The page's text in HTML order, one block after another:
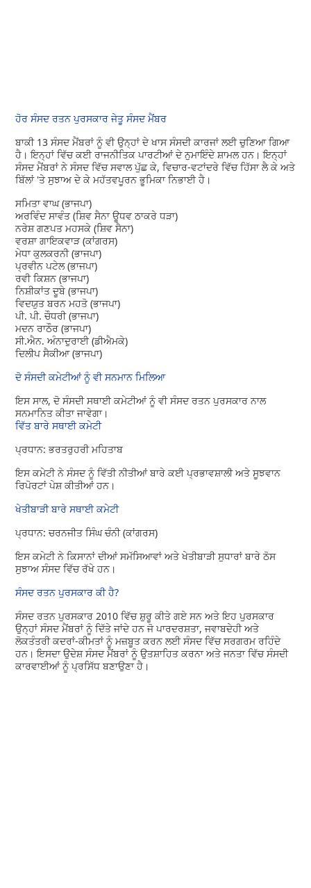
ਹੋਰ ਸੰਸਦ ਰਤਨ ਪੁਰਸਕਾਰ ਜੇਤੂ ਸੰਸਦ ਮੈਂਬਰ
ਬਾਕੀ 13 ਸੰਸਦ ਮੈਂਬਰਾਂ ਨੂੰ ਵੀ ਉਨ੍ਹਾਂ ਦੇ ਖਾਸ ਸੰਸਦੀ ਕਾਰਜਾਂ ਲਈ ਚੁਣਿਆ ਗਿਆ
ਹੈ। ਇਨ੍ਹਾਂ ਵਿੱਚ ਕਈ ਰਾਜਨੀਤਿਕ ਪਾਰਟੀਆਂ ਦੇ ਨੁਮਾਇੰਦੇ ਸ਼ਾਮਲ ਹਨ। ਇਨ੍ਹਾਂ
ਸੰਸਦ ਮੈਂਬਰਾਂ ਨੇ ਸੰਸਦ ਵਿੱਚ ਸਵਾਲ ਪੁੱਛ ਕੇ, ਵਿਚਾਰ-ਵਟਾਂਦਰੇ ਵਿੱਚ ਹਿੱਸਾ ਲੈ ਕੇ ਅਤੇ
ਬਿੱਲਾਂ 'ਤੇ ਸੁਝਾਅ ਦੇ ਕੇ ਮਹੱਤਵਪੂਰਨ ਭੂਮਿਕਾ ਨਿਭਾਈ ਹੈ।
ਸਮਿਤਾ ਵਾਘ (ਭਾਜਪਾ)
ਅਰਵਿੰਦ ਸਾਵੰਤ (ਸ਼ਿਵ ਸੈਨਾ ਊਧਵ ਠਾਕਰੇ ਧੜਾ)
ਨਰੇਸ਼ ਗਣਪਤ ਮਹਸਕੇ (ਸ਼ਿਵ ਸੈਨਾ)
ਵਰਸ਼ਾ ਗਾਇਕਵਾੜ (ਕਾਂਗਰਸ)
ਮੇਧਾ ਕੁਲਕਰਨੀ (ਭਾਜਪਾ)
ਪ੍ਰਵੀਨ ਪਟੇਲ (ਭਾਜਪਾ)
ਰਵੀ ਕਿਸ਼ਨ (ਭਾਜਪਾ)
ਨਿਸ਼ੀਕਾਂਤ ਦੂਬੇ (ਭਾਜਪਾ)
ਵਿਦਯੁਤ ਬਰਨ ਮਹਤੋ (ਭਾਜਪਾ)
ਪੀ. ਪੀ. ਚੌਧਰੀ (ਭਾਜਪਾ)
ਮਦਨ ਰਾਠੌਰ (ਭਾਜਪਾ)
ਸੀ.ਐਨ. ਅੰਨਾਦੁਰਾਈ (ਡੀਐਮਕੇ)
ਦਿਲੀਪ ਸੈਕੀਆ (ਭਾਜਪਾ)
ਦੋ ਸੰਸਦੀ ਕਮੇਟੀਆਂ ਨੂੰ ਵੀ ਸਨਮਾਨ ਮਿਲਿਆ
ਇਸ ਸਾਲ, ਦੋ ਸੰਸਦੀ ਸਥਾਈ ਕਮੇਟੀਆਂ ਨੂੰ ਵੀ ਸੰਸਦ ਰਤਨ ਪੁਰਸਕਾਰ ਨਾਲ
ਸਨਮਾਨਿਤ ਕੀਤਾ ਜਾਵੇਗਾ।
ਵਿੱਤ ਬਾਰੇ ਸਥਾਈ ਕਮੇਟੀ
ਪ੍ਰਧਾਨ: ਭਰਤਰੁਹਰੀ ਮਹਿਤਾਬ
ਇਸ ਕਮੇਟੀ ਨੇ ਸੰਸਦ ਨੂੰ ਵਿੱਤੀ ਨੀਤੀਆਂ ਬਾਰੇ ਕਈ ਪ੍ਰਭਾਵਸ਼ਾਲੀ ਅਤੇ ਸੂਝਵਾਨ
ਰਿਪੋਰਟਾਂ ਪੇਸ਼ ਕੀਤੀਆਂ ਹਨ।
ਖੇਤੀਬਾੜੀ ਬਾਰੇ ਸਥਾਈ ਕਮੇਟੀ
ਪ੍ਰਧਾਨ: ਚਰਨਜੀਤ ਸਿੰਘ ਚੰਨੀ (ਕਾਂਗਰਸ)
ਇਸ ਕਮੇਟੀ ਨੇ ਕਿਸਾਨਾਂ ਦੀਆਂ ਸਮੱਸਿਆਵਾਂ ਅਤੇ ਖੇਤੀਬਾੜੀ ਸੁਧਾਰਾਂ ਬਾਰੇ ਠੋਸ
ਸੁਝਾਅ ਸੰਸਦ ਵਿੱਚ ਰੱਖੇ ਹਨ।
ਸੰਸਦ ਰਤਨ ਪੁਰਸਕਾਰ ਕੀ ਹੈ?
ਸੰਸਦ ਰਤਨ ਪੁਰਸਕਾਰ 2010 ਵਿੱਚ ਸ਼ੁਰੂ ਕੀਤੇ ਗਏ ਸਨ ਅਤੇ ਇਹ ਪੁਰਸਕਾਰ
ਉਨ੍ਹਾਂ ਸੰਸਦ ਮੈਂਬਰਾਂ ਨੂੰ ਦਿੱਤੇ ਜਾਂਦੇ ਹਨ ਜੋ ਪਾਰਦਰਸ਼ਤਾ, ਜਵਾਬਦੇਹੀ ਅਤੇ
ਲੋਕਤੰਤਰੀ ਕਦਰਾਂ-ਕੀਮਤਾਂ ਨੂੰ ਮਜ਼ਬੂਤ ​​ਕਰਨ ਲਈ ਸੰਸਦ ਵਿੱਚ ਸਰਗਰਮ ਰਹਿੰਦੇ
ਹਨ। ਇਸਦਾ ਉਦੇਸ਼ ਸੰਸਦ ਮੈਂਬਰਾਂ ਨੂੰ ਉਤਸ਼ਾਹਿਤ ਕਰਨਾ ਅਤੇ ਜਨਤਾ ਵਿੱਚ ਸੰਸਦੀ
ਕਾਰਵਾਈਆਂ ਨੂੰ ਪ੍ਰਸਿੱਧ ਬਣਾਉਣਾ ਹੈ।